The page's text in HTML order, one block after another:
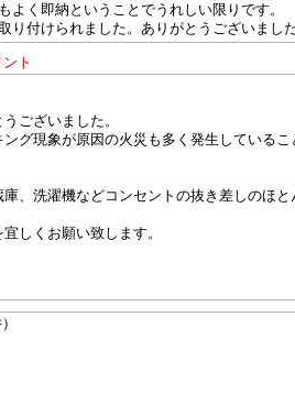
よく即納ということでうれしい限りです。
り付けられました。ありがとうございました
ト
ございました。
グ現象が原因の火災も多く発生している
、洗濯機などコンセントの抜き差しのほ
しくお願い致します。